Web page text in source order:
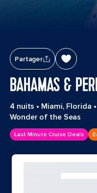
Partager
BAHAMAS &
4 nuits • Miami, Florida •
Wonder of the Seas
Last Minute Cruise Deals